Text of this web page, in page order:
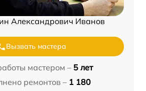
Александрович Иванов
Вызвать мастера
мастером – 5 лет
ремонтов – 1 180